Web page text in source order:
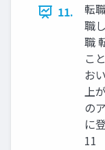
11.
転
職
職
こ
お
上
の
に
11